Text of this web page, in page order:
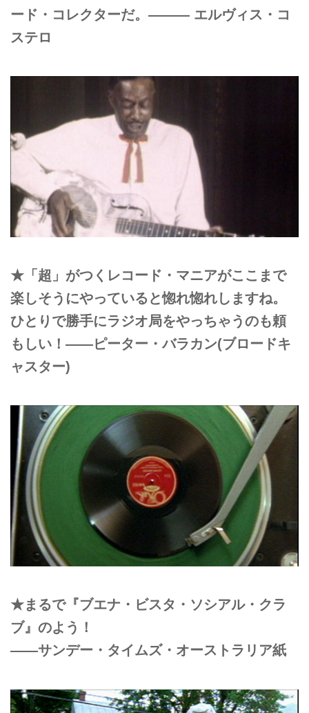
ード・コレクターだ。——— エルヴィス・コ
ステロ
★「超」がつくレコード・マニアがここまで
楽しそうにやっていると惚れ惚れしますね。
ひとりで勝手にラジオ局をやっちゃうのも頼
もしい！――ピーター・バラカン(ブロードキ
ャスター)
★まるで『ブエナ・ビスタ・ソシアル・クラ
ブ』のよう！
——サンデー・タイムズ・オーストラリア紙